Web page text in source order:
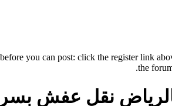
before you can post: click the register link
the
نقل عفش